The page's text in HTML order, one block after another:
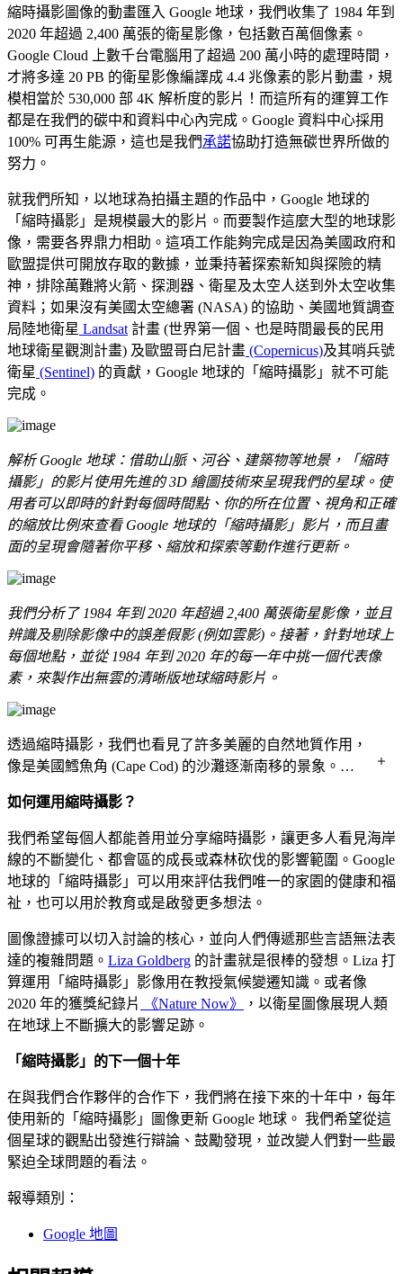
縮時攝影圖像的動畫匯入 Google 地球，我們收集了 1984 年到
2020 年超過 2,400 萬張的衛星影像，包括數百萬個像素。
Google Cloud 上數千台電腦用了超過 200 萬小時的處理時間，
才將多達 20 PB 的衛星影像編譯成 4.4 兆像素的影片動畫，規
模相當於 530,000 部 4K 解析度的影片！而這所有的運算工作
都是在我們的碳中和資料中心內完成。Google 資料中心採用
100% 可再生能源，這也是我們承諾協助打造無碳世界所做的
努力。
就我們所知，以地球為拍攝主題的作品中，Google 地球的
「縮時攝影」是規模最大的影片。而要製作這麼大型的地球影
像，需要各界鼎力相助。這項工作能夠完成是因為美國政府和
歐盟提供可開放存取的數據，並秉持著探索新知與探險的精
神，排除萬難將火箭、探測器、衛星及太空人送到外太空收集
資料；如果沒有美國太空總署 (NASA) 的協助、美國地質調查
局陸地衛星 Landsat計畫 (世界第一個、也是時間最長的民用
地球衛星觀測計畫) 及歐盟哥白尼計畫 (Copernicus)及其哨兵號
衛星 (Sentinel) 的貢獻，Google 地球的「縮時攝影」就不可能
完成。
解析 Google 地球：借助山脈、河谷、建築物等地景，「縮時
攝影」的影片使用先進的 3D 繪圖技術來呈現我們的星球。使
用者可以即時的針對每個時間點、你的所在位置、視角和正確
的縮放比例來查看 Google 地球的「縮時攝影」影片，而且畫
面的呈現會隨著你平移、縮放和探索等動作進行更新。
我們分析了 1984 年到 2020 年超過 2,400 萬張衛星影像，並且
辨識及剔除影像中的誤差假影 (例如雲影)。接著，針對地球上
每個地點，並從 1984 年到 2020 年的每一年中挑一個代表像
素，來製作出無雲的清晰版地球縮時影片。
透過縮時攝影，我們也看見了許多美麗的自然地質作用，
像是美國鱈魚角 (Cape Cod) 的沙灘逐漸南移的景象。這
Locations）的「令人著迷的變化」（Mesmerizing
Changes）類別。
如何運用縮時攝影？
我們希望每個人都能善用並分享縮時攝影，讓更多人看見海岸
線的不斷變化、都會區的成長或森林砍伐的影響範圍。Google
地球的「縮時攝影」可以用來評估我們唯一的家園的健康和福
祉，也可以用於教育或是啟發更多想法。
圖像證據可以切入討論的核心，並向人們傳遞那些言語無法表
達的複雜問題。 Liza Goldberg 的計畫就是很棒的發想。Liza 打
算運用「縮時攝影」影像用在教授氣候變遷知識。或者像
2020 年的獲獎紀錄片
《Nature Now》
，以衛星圖像展現人類
在地球上不斷擴大的影響足跡。
「縮時攝影」的下一個十年
在與我們合作夥伴的合作下，我們將在接下來的十年中，每年
使用新的「縮時攝影」圖像更新 Google 地球。 我們希望從這
個星球的觀點出發進行辯論、鼓勵發現，並改變人們對一些最
緊迫全球問題的看法。
報導類別：
Google 地圖